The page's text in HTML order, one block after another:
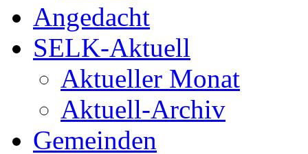
Angedacht
SELK-Aktuell
Aktueller Monat
Aktuell-Archiv
Gemeinden